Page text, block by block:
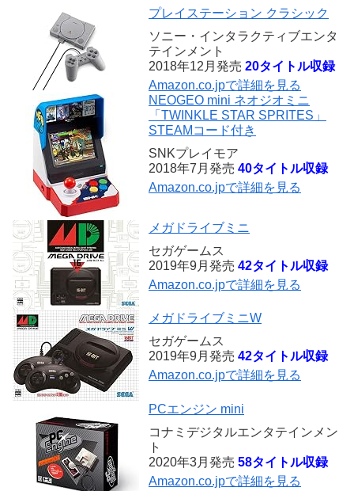
プレイステーション クラシック
ソニー・インタラクティブエンタ
テインメント
2018年12月発売 20タイトル収録
Amazon.co.jpで詳細を見る
NEOGEO mini ネオジオミニ
「TWINKLE STAR SPRITES」
STEAMコード付き
SNKプレイモア
2018年7月発売 40タイトル収録
Amazon.co.jpで詳細を見る
メガドライブミニ
セガゲームス
2019年9月発売 42タイトル収録
Amazon.co.jpで詳細を見る
メガドライブミニW
セガゲームス
2019年9月発売 42タイトル収録
Amazon.co.jpで詳細を見る
PCエンジン mini
コナミデジタルエンタテインメン
ト
2020年3月発売 58タイトル収録
Amazon.co.jpで詳細を見る